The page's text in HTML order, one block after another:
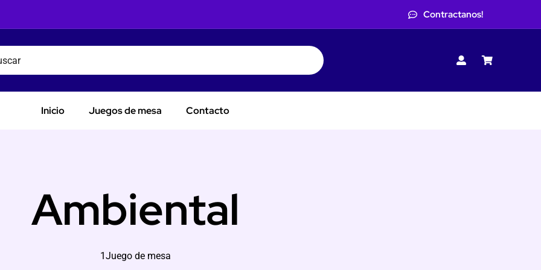
Contractanos!
Inicio Juegos de mesa Contacto
Ambiental
1Juego de mesa